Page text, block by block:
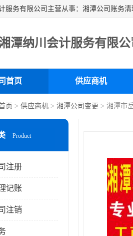
潭纳川会计服务有限公
首页 供应商机
页 > 供应商机 > 湘潭公司变更 > 湘潭市
Product
注册
记账
注销